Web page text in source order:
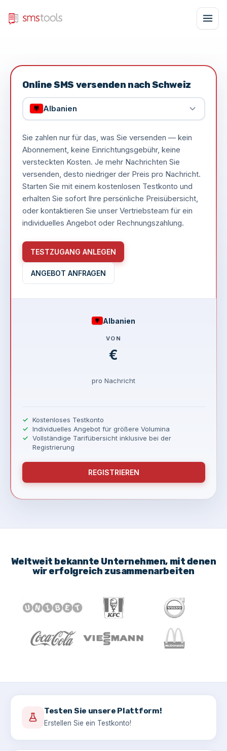
Weltweit bekannte Unternehmen, mit denen
wir erfolgreich zusammenarbeiten
Testen Sie unsere Plattform!
Erstellen Sie ein Testkonto!
Online SMS versenden nach Schweiz
Albanien
Sie zahlen nur für das, was Sie versenden — kein
Abonnement, keine Einrichtungsgebühr, keine
versteckten Kosten. Je mehr Nachrichten Sie
versenden, desto niedriger der Preis pro Nachricht.
Starten Sie mit einem kostenlosen Testkonto und
erhalten Sie sofort Ihre persönliche Preisübersicht,
oder kontaktieren Sie unser Vertriebsteam für ein
individuelles Angebot oder Rechnungszahlung.
TESTZUGANG ANLEGEN
ANGEBOT ANFRAGEN
Albanien
VON
€
pro Nachricht
Kostenloses Testkonto
Individuelles Angebot für größere Volumina
Vollständige Tarifübersicht inklusive bei der
Registrierung
REGISTRIEREN